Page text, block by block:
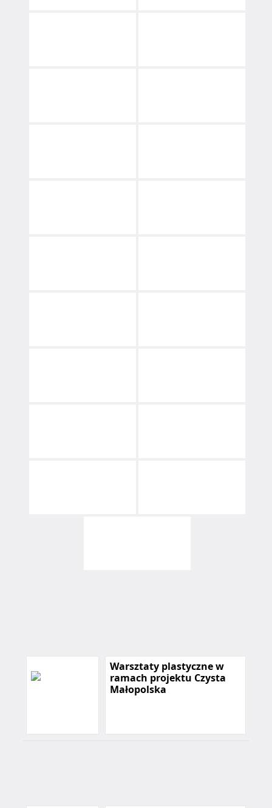
Warsztaty plastyczne w
ramach projektu Czysta
Małopolska